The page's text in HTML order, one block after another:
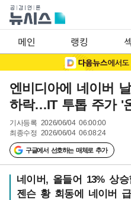
메인 랭킹
엔비디아에 네이버
하락…IT 투톱 주가 '
기사등록 2026/06/04 06:00:00
최종수정 2026/06/04 06:08:24
구글에서 선호하는 매체로 추가
네이버, 올들어 13% 상
젠슨 황 회동에 네이버